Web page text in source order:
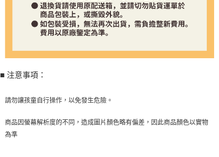
■ 注意事項：
請勿讓孩童自行操作，以免發生危險。
商品因螢幕解析度的不同，造成圖片顏色略有偏差，因此商品顏色以實物
為準